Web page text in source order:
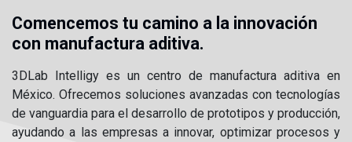
Comencemos tu camino a la innovación
con manufactura aditiva.
3DLab Intelligy es un centro de manufactura aditiva en
México. Ofrecemos soluciones avanzadas con tecnologías
de vanguardia para el desarrollo de prototipos y producción,
ayudando a las empresas a innovar, optimizar procesos y